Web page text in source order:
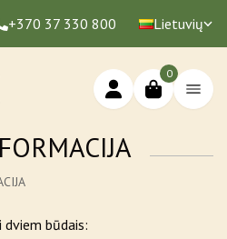
+370 37 330 800 Lietuvių
0
būdais: